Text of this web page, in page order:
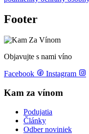
Footer
Objavujte s nami víno
Facebook Instagram
Kam za vínom
Podujatia
Články
Odber noviniek